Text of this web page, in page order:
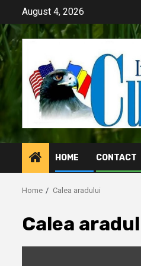
content
August 4, 2026
HOME CONTACT
Home Calea aradului
Calea